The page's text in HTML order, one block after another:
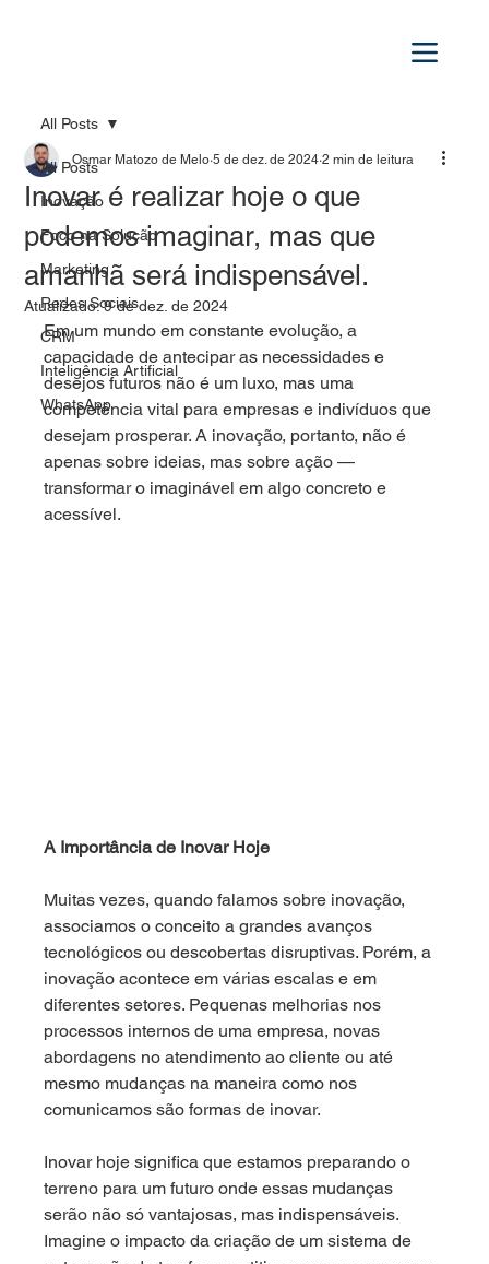
All Posts
Inovação
Foco na Solução
Marketing
Redes Sociais
CRM
Inteligência Artificial
WhatsApp
All Posts
Inovar é realizar hoje o que
podemos imaginar, mas que
amanhã será indispensável.
Osmar Matozo de Melo 5 de dez. de 2024 2 min de leitura
Atualizado:9 de dez. de 2024
Em um mundo em constante evolução, a
capacidade de antecipar as necessidades e
desejos futuros não é um luxo, mas uma
competência vital para empresas e indivíduos que
desejam prosperar. A inovação, portanto, não é
apenas sobre ideias, mas sobre ação —
transformar o imaginável em algo concreto e
acessível.
A Importância de Inovar Hoje
Muitas vezes, quando falamos sobre inovação,
associamos o conceito a grandes avanços
tecnológicos ou descobertas disruptivas. Porém, a
inovação acontece em várias escalas e em
diferentes setores. Pequenas melhorias nos
processos internos de uma empresa, novas
abordagens no atendimento ao cliente ou até
mesmo mudanças na maneira como nos
comunicamos são formas de inovar.
Inovar hoje significa que estamos preparando o
terreno para um futuro onde essas mudanças
serão não só vantajosas, mas indispensáveis.
Imagine o impacto da criação de um sistema de